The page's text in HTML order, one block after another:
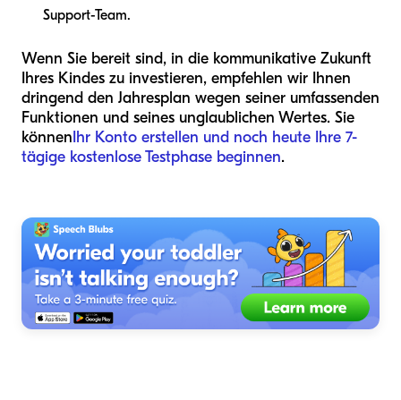
Support-Team.
Wenn Sie bereit sind, in die kommunikative Zukunft
Ihres Kindes zu investieren, empfehlen wir Ihnen
dringend den Jahresplan wegen seiner umfassenden
Funktionen und seines unglaublichen Wertes. Sie
können Ihr Konto erstellen und noch heute Ihre 7-
tägige kostenlose Testphase beginnen.